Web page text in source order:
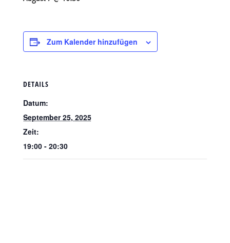
Zum Kalender hinzufügen
DETAILS
Datum:
September 25, 2025
Zeit:
19:00 - 20:30